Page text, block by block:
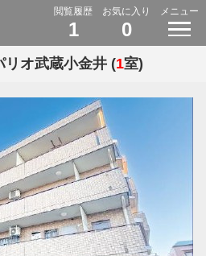
閲覧履歴
1
お気に入り
0
メニュー
リオ武蔵小金井 (1室)